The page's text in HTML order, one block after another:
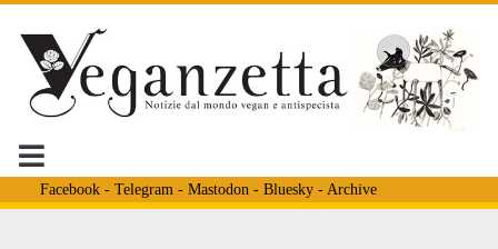
Facebook- Telegram - Mastodon - Bluesky- Archive